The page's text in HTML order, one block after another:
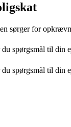
sørger for
spørgsmål til din
du spørgsmål til din